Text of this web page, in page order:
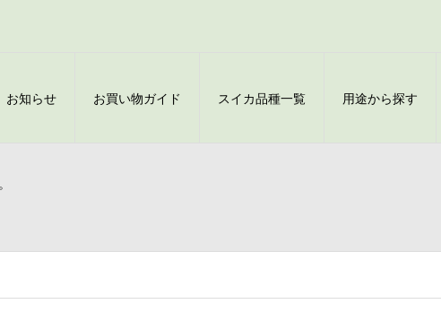
お知らせ お買い物ガイド スイカ品種一覧 用途から探す